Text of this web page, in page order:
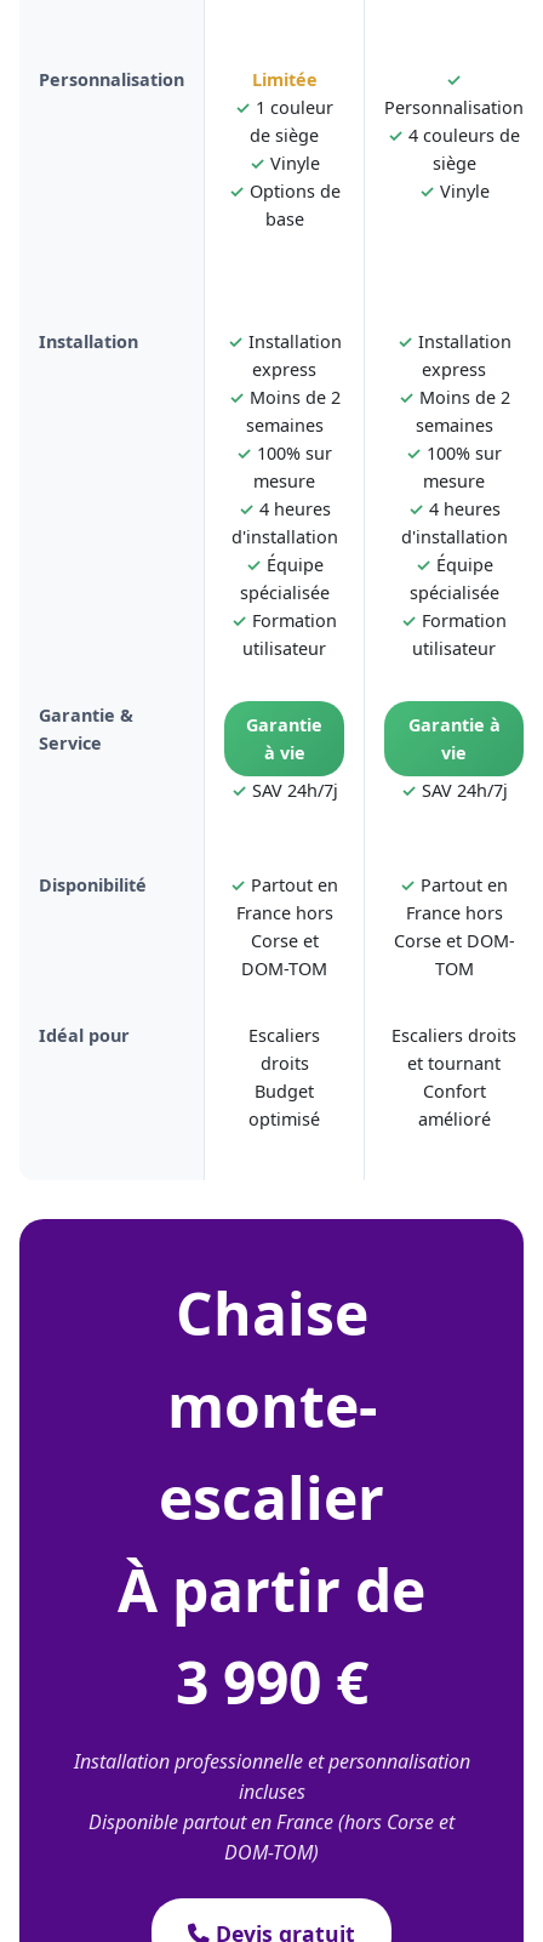
Personnalisation
Limitée
✓ 1 couleur
de siège
✓ Vinyle
✓ Options de
base
✓
Personnalisation
✓ 4 couleurs de
siège
✓ Vinyle
Installation ✓ Installation
express
✓ Moins de 2
semaines
✓ 100% sur
mesure
✓ 4 heures
d'installation
✓ Équipe
spécialisée
✓ Formation
utilisateur
✓ Installation
express
✓ Moins de 2
semaines
✓ 100% sur
mesure
✓ 4 heures
d'installation
✓ Équipe
spécialisée
✓ Formation
utilisateur
Garantie &
Service
Garantie
à vie
✓ SAV 24h/7j
Garantie à
vie
✓ SAV 24h/7j
Disponibilité ✓ Partout en
France hors
Corse et
DOM-TOM
✓ Partout en
France hors
Corse et DOM-
TOM
Idéal pour
Escaliers
droits
Budget
optimisé
Escaliers droits
et tournant
Confort
amélioré
chaise
monte-
escalier
À partir de
3 990 €
Installation professionnelle et personnalisation
incluses
Disponible partout en France (hors Corse et
DOM-TOM)
Devis gratuit